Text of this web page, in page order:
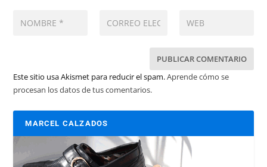
Este sitio usa Akismet para reducir el spam.Aprende cómo se
procesan los datos de tus comentarios.
MARCEL CALZADOS